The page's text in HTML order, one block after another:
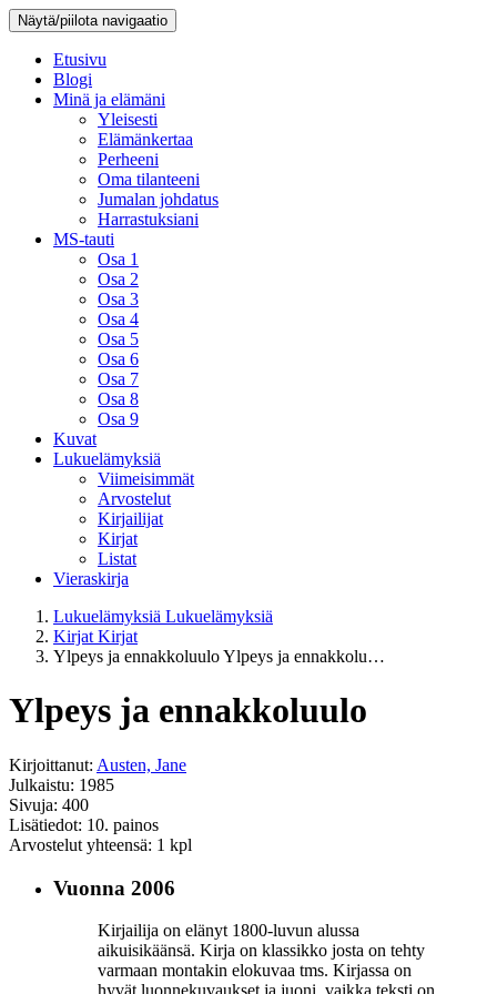
Näytä/piilota navigaatio
Etusivu
Blogi
Minä ja elämäni
Yleisesti
Elämänkertaa
Perheeni
Oma tilanteeni
Jumalan johdatus
Harrastuksiani
MS-tauti
Osa 1
Osa 2
Osa 3
Osa 4
Osa 5
Osa 6
Osa 7
Osa 8
Osa 9
Kuvat
Lukuelämyksiä
Viimeisimmät
Arvostelut
Kirjailijat
Kirjat
Listat
Vieraskirja
Lukuelämyksiä Lukuelämyksiä
Kirjat Kirjat
Ylpeys ja ennakkoluuloYlpeys ja ennakkolu…
Ylpeys ja ennakkoluulo
Kirjoittanut: Austen, Jane
Julkaistu: 1985
Sivuja: 400
Lisätiedot: 10. painos
Arvostelut yhteensä: 1 kpl
Vuonna 2006
Kirjailija on elänyt 1800-luvun alussa
aikuisikäänsä. Kirja on klassikko josta on tehty
varmaan montakin elokuvaa tms. Kirjassa on